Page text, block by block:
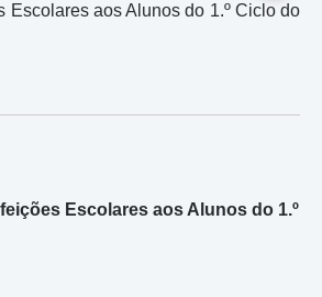
aos Alunos do 1.º Ciclo do
Escolares aos Alunos do 1.º